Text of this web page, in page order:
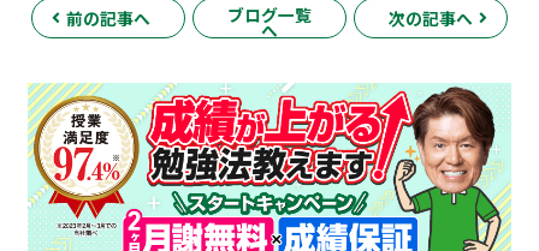
前の記事へ ブログ一覧
へ
次の記事へ